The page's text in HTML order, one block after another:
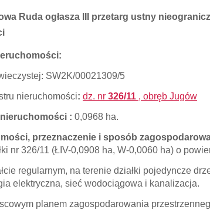
Ruda ogłasza III przetarg ustny
SW2K/00021309/5
nieruchomości: dz. nr 326/11 , obręb Jugów
: 0,0968 ha.
przeznaczenie i sposób
nr 326/11 (ŁIV-0,0908 ha, W-0,0060 ha) o
regularnym, na terenie działki pojedyncze
elektryczna, sieć wodociągowa i kanalizacja.
planem zagospodarowania